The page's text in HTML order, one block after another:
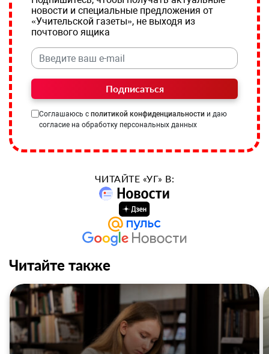
новости и специальные предложения от
«Учительской газеты», не выходя из
почтового ящика
Подписаться
Соглашаюсь с политикой конфиденциальности и даю
согласие на обработку персональных данных
ЧИТАЙТЕ «УГ» В:
Читайте также